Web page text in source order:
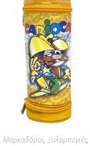
Μαρκαδόροι, Ξυλομπογιές,